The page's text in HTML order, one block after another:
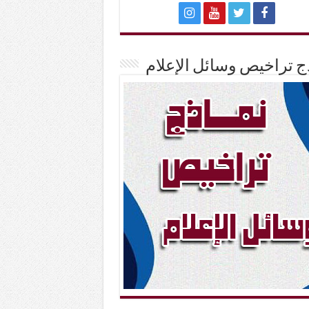
تراخيص وسائل الإعلام